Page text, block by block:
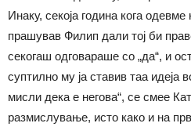
Инаку, секоја година кога одевме
прашував Филип дали тој би
секогаш одговараше со „да“, и
суптилно му ја ставив таа идеја
мисли дека е негова“, се смее
размислување, исто како и на